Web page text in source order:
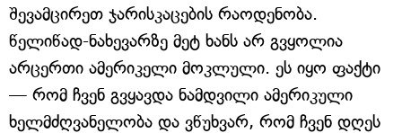
შევამცირეთ ჯარისკაცების რაოდენობა.
წელიწად-ნახევარზე მეტ ხანს არ გვყოლია
არცერთი ამერიკელი მოკლული. ეს იყო ფაქტი
— რომ ჩვენ გვყავდა ნამდვილი ამერიკული
ხელმძღვანელობა და ვწუხვარ, რომ ჩვენ დღეს